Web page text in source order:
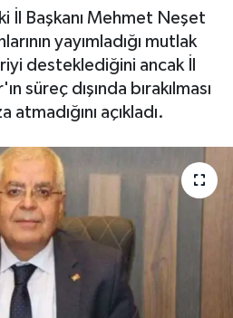
İl Başkanı Mehmet Neşet
yayımladığı mutlak
desteklediğini ancak İl
süreç dışında bırakılması
açıkladı.